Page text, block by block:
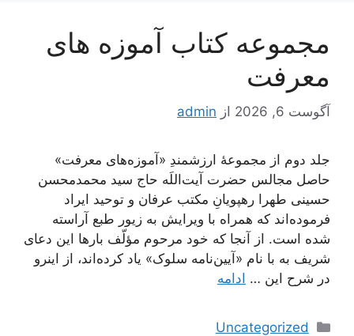
مجموعه کتاب آموزه های
معرفت
آگوست 6, 2026 از admin
جلد دوم از مجموعۀ ارزشمندِ «آموزه‌های معرفت»
حاصل مجالس حضرت آیت‌اللَه حاج سید محمدمحسن
حسینی طهرا رهپویانِ مکتب عرفان و توحید ایراد
فرموده‌اند که همراه با ویرایش به زیور طبع آراسته
شده است. از آنجا که خود مرحوم مؤلّف بارها این دعای
شریف به با نام «آیین‌نامه سلوک» یاد کرده‌اند، از اینرو
در شرح این … ادامه
دسته‌ها
Uncategorized